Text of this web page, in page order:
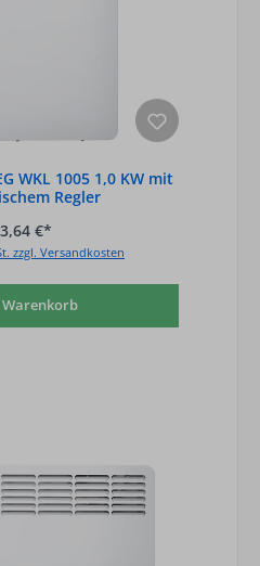
WKL 1005 1,0 KW mit
Regler
€*
zzgl. Versandkosten
Warenkorb